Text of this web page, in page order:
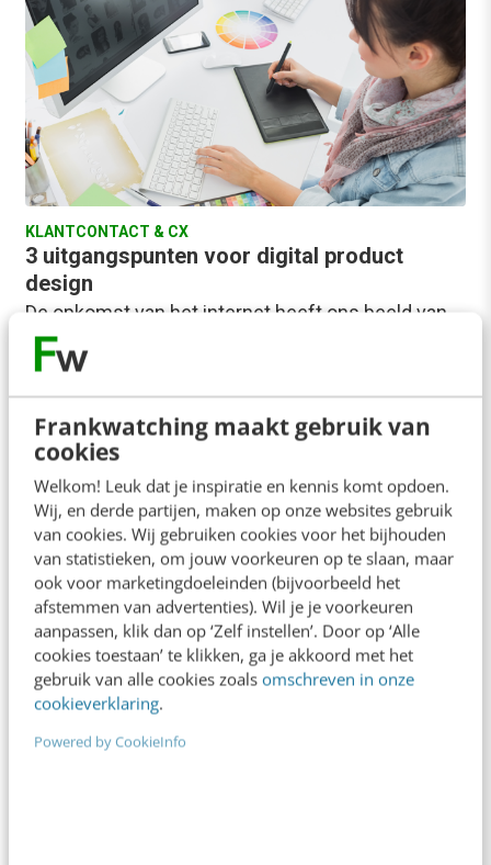
Frankwatching maakt gebruik van
cookies
Welkom! Leuk dat je inspiratie en kennis komt opdoen.
Wij, en derde partijen, maken op onze websites gebruik
van cookies. Wij gebruiken cookies voor het bijhouden
van statistieken, om jouw voorkeuren op te slaan, maar
ook voor marketingdoeleinden (bijvoorbeeld het
afstemmen van advertenties). Wil je je voorkeuren
aanpassen, klik dan op ‘Zelf instellen’. Door op ‘Alle
cookies toestaan’ te klikken, ga je akkoord met het
gebruik van alle cookies zoals omschreven in onze
cookieverklaring.
Powered by CookieInfo
KLANTCONTACT & CX
3 uitgangspunten voor digital product
design
De opkomst van het internet heeft ons beeld van
een ‘product’ fundamenteel veranderd. Twitter is
een product, Dropbox is een product: ze…
Wessel Jansen 12 jaar geleden
KLANTCONTACT & CX
Sociaal intranet in de zorg: uitdagingen &